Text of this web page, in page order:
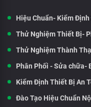
Hiệu Chuẩn- Kiểm
Thử Nghiệm Thiết Bị-
Thử Nghiệm Thành
Phân Phối - Sửa chữa-
Kiểm Định Thiết Bị An
Đào Tạo Hiệu Chuẩn